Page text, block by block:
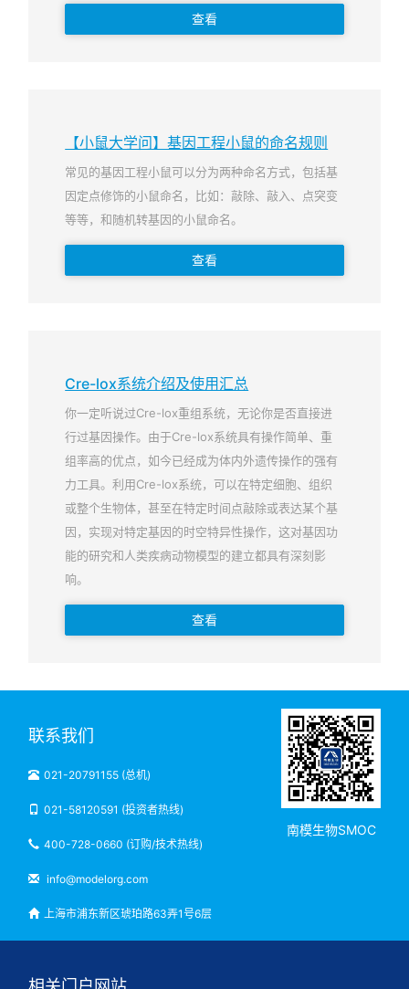
查看
【小鼠大学问】基因工程小鼠的命名规则
常见的基因工程小鼠可以分为两种命名方式，包括基
因定点修饰的小鼠命名，比如：敲除、敲入、点突变
等等，和随机转基因的小鼠命名。
查看
Cre-lox系统介绍及使用汇总
你一定听说过Cre-lox重组系统，无论你是否直接进
行过基因操作。由于Cre-lox系统具有操作简单、重
组率高的优点，如今已经成为体内外遗传操作的强有
力工具。利用Cre-lox系统，可以在特定细胞、组织
或整个生物体，甚至在特定时间点敲除或表达某个基
因，实现对特定基因的时空特异性操作，这对基因功
能的研究和人类疾病动物模型的建立都具有深刻影
响。
查看
联系我们
021-20791155 (总机)
021-58120591 (投资者热线)
400-728-0660 (订购/技术热线)
info@modelorg.com
上海市浦东新区琥珀路63弄1号6层
南模生物SMOC